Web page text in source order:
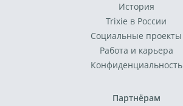
История
Trixie в России
Социальные проекты
Работа и карьера
Конфиденциальность
Партнёрам